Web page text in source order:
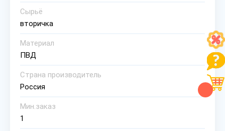
Сырьё
вторичка
Материал
ПВД
Страна производитель
Россия
Мин.заказ
1